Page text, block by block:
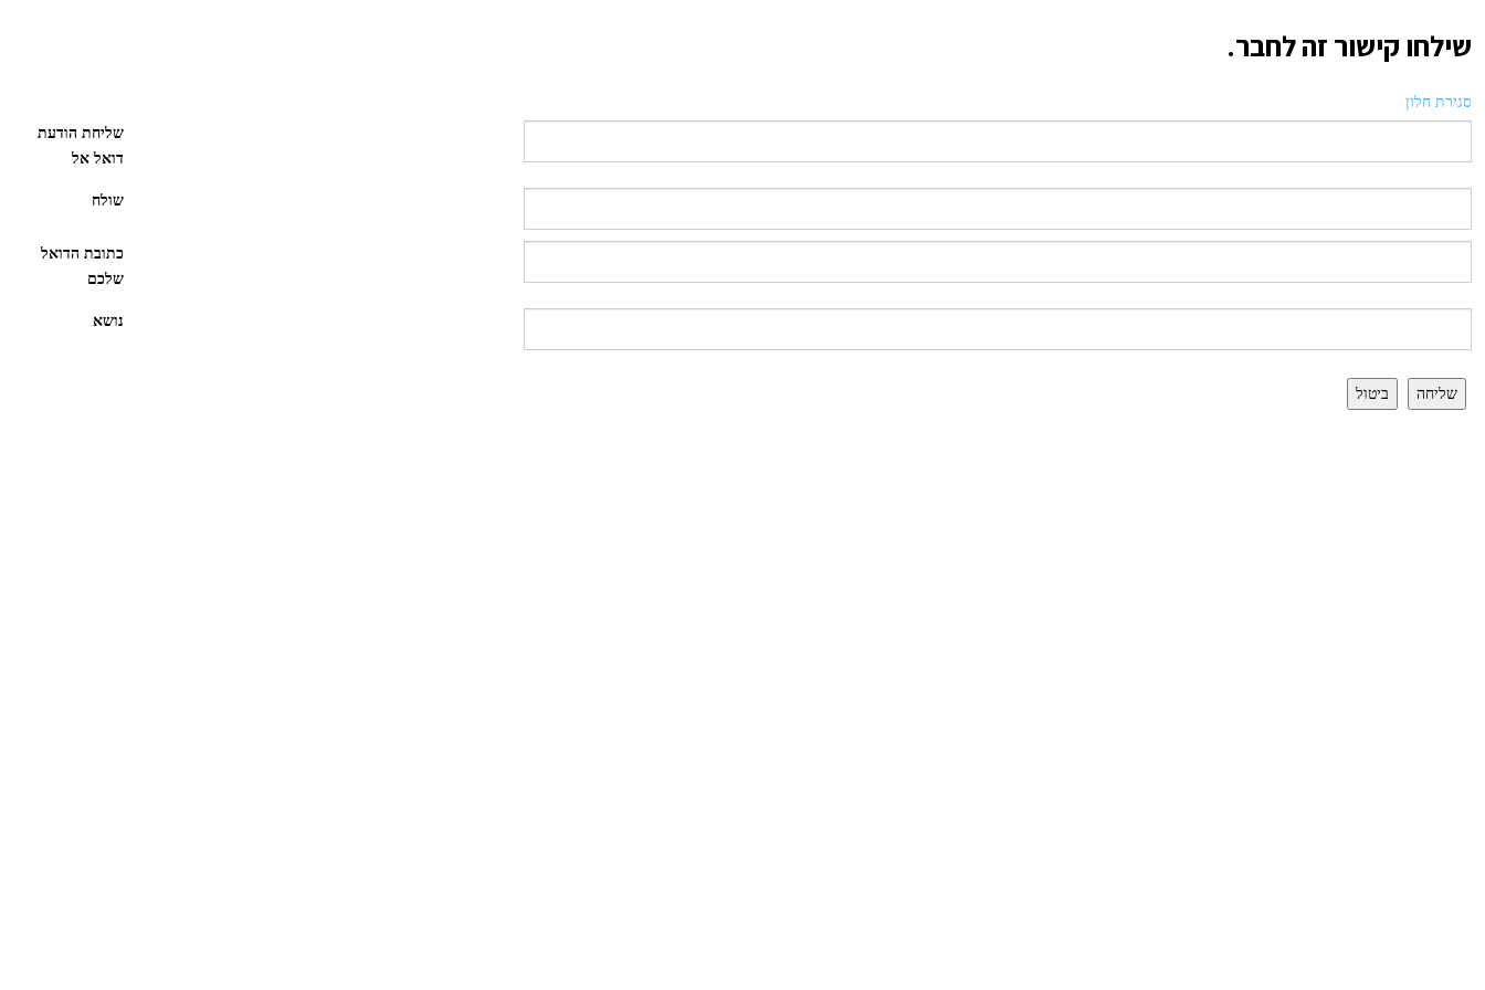
שילחו קישור זה לחבר.
סגירת חלון
שליחת הודעת
דואל אל
שולח
כתובת הדואל
שלכם
נושא
שליחה ביטול